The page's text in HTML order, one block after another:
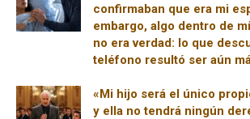
confirmaban que era mi
embargo, algo dentro de
no era verdad: lo que
teléfono resultó ser aún
«Mi hijo será el único
y ella no tendrá ningún